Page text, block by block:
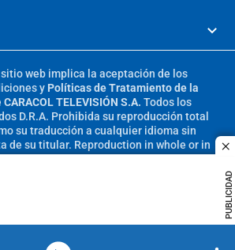
PUBLICIDAD
sitio web implica la aceptación de los
y Políticas de Tratamiento de la
CARACOL TELEVISIÓN S.A. Todos los
D.R.A. Prohibida su reproducción total
su traducción a cualquier idioma sin
de su titular. Reproduction in whole or in